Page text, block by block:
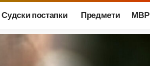
Судски постапки Предмети МВР